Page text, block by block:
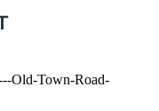
Old-Town-Road-